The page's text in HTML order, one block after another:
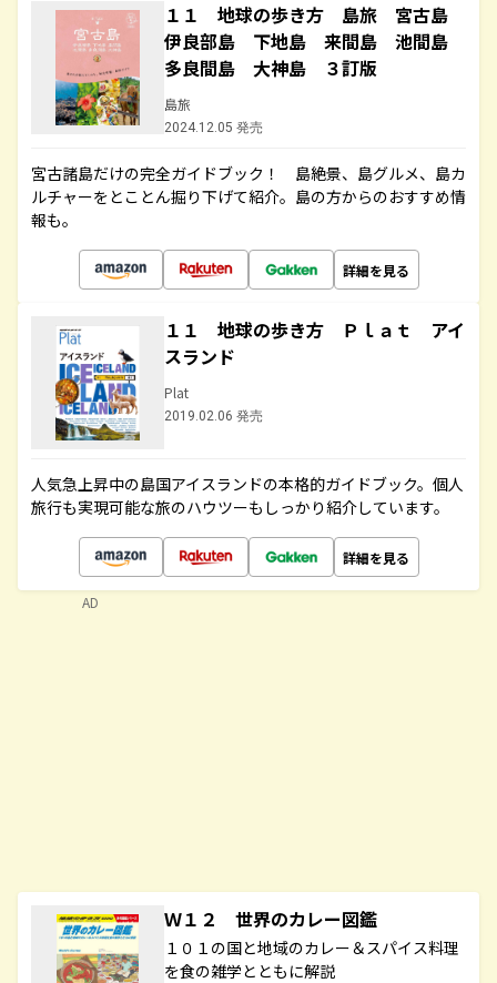
１１ 地球の歩き方 島旅 宮古島
伊良部島 下地島 来間島 池間島
多良間島 大神島 ３訂版
島旅
2024.12.05 発売
宮古諸島だけの完全ガイドブック！ 島絶景、島グルメ、島カ
ルチャーをとことん掘り下げて紹介。島の方からのおすすめ情
報も。
詳細を見る
１１ 地球の歩き方 Ｐｌａｔ アイ
スランド
Plat
2019.02.06 発売
人気急上昇中の島国アイスランドの本格的ガイドブック。個人
旅行も実現可能な旅のハウツーもしっかり紹介しています。
詳細を見る
Ｗ１２ 世界のカレー図鑑
１０１の国と地域のカレー＆スパイス料理
を食の雑学とともに解説
AD